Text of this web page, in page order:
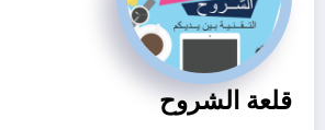
قلعة الشروح